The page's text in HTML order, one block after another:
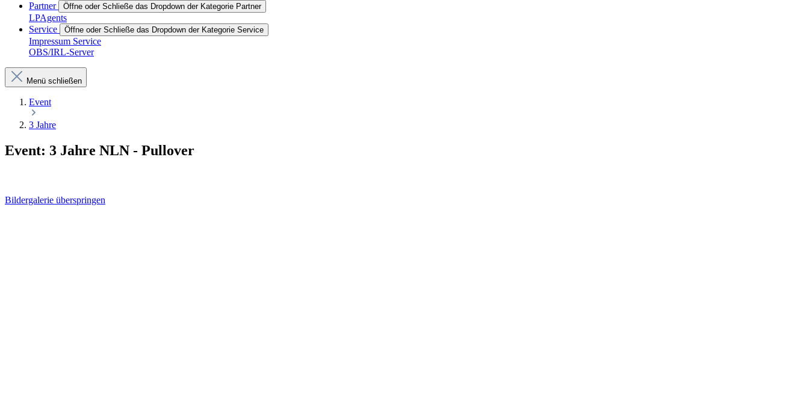
Partner
Öffne oder Schließe das Dropdown der Kategorie Partner
LPAgents
Service
Öffne oder Schließe das Dropdown der Kategorie Service
Impressum Service
OBS/IRL-Server
Menü schließen
Event
3 Jahre
Event: 3 Jahre NLN - Pullover
Bildergalerie überspringen